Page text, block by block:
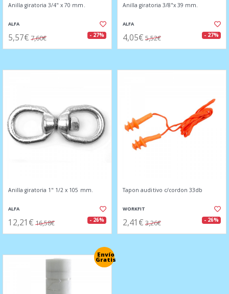
Anilla giratoria 3/4" x 70 mm.
ALFA
5,57€ 7,60€ - 27%
Anilla giratoria 3/8"x 39 mm.
ALFA
4,05€ 5,52€ - 27%
Anilla giratoria 1" 1/2 x 105 mm.
ALFA
12,21€ 16,58€ - 26%
Tapon auditivo c/cordon 33db
WORKFIT
2,41€ 3,26€ - 26%
Envío
Gratis